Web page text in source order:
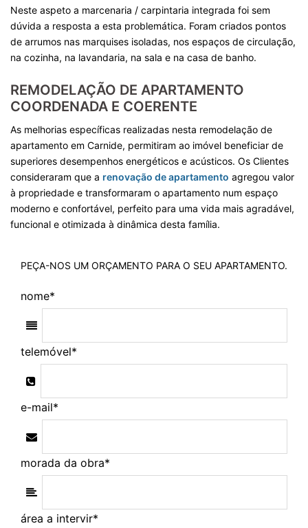
Neste aspeto a marcenaria / carpintaria integrada foi sem
dúvida a resposta a esta problemática. Foram criados pontos
de arrumos nas marquises isoladas, nos espaços de circulação,
na cozinha, na lavandaria, na sala e na casa de banho.
REMODELAÇÃO DE APARTAMENTO
COORDENADA E COERENTE
As melhorias específicas realizadas nesta remodelação de
apartamento em Carnide, permitiram ao imóvel beneficiar de
superiores desempenhos energéticos e acústicos. Os Clientes
consideraram que a renovação de apartamento agregou valor
à propriedade e transformaram o apartamento num espaço
moderno e confortável, perfeito para uma vida mais agradável,
funcional e otimizada à dinâmica desta família.
PEÇA-NOS UM ORÇAMENTO PARA O SEU APARTAMENTO.
nome*
telemóvel*
e-mail*
morada da obra*
área a intervir*